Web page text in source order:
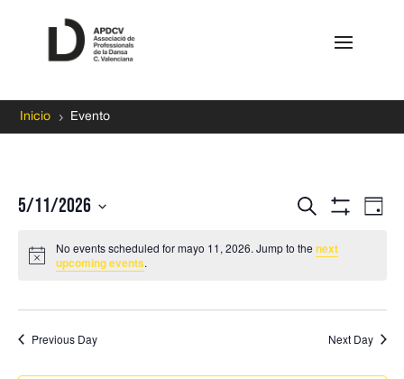
Inicio 5 Evento
Events
and
Search
Day
5/11/2026
date.
No events scheduled for mayo 11, 2026. Jump to thenext
upcoming events.
Previous Day Next Day